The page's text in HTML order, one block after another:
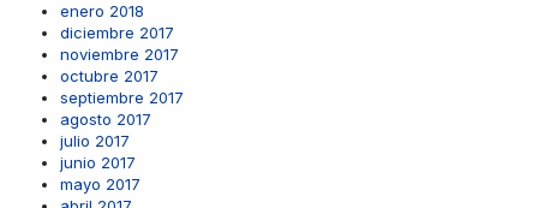
enero 2018
diciembre 2017
noviembre 2017
octubre 2017
septiembre 2017
agosto 2017
julio 2017
junio 2017
mayo 2017